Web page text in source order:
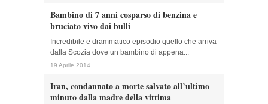
Bambino di 7 anni cosparso di benzina e
bruciato vivo dai bulli
Incredibile e drammatico episodio quello che arriva
dalla Scozia dove un bambino di appena...
19 Aprile 2014
Iran, condannato a morte salvato all’ultimo
minuto dalla madre della vittima